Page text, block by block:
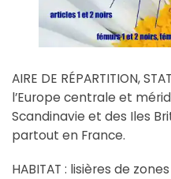
AIRE DE RÉPARTITION,
l’Europe centrale et
Scandinavie et des Iles
partout en France.
HABITAT : lisières de